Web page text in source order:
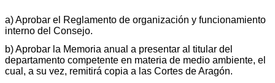
a) Aprobar el Reglamento de organización y funcionamiento
interno del Consejo.
b) Aprobar la Memoria anual a presentar al titular del
departamento competente en materia de medio ambiente, el
cual, a su vez, remitirá copia a las Cortes de Aragón.